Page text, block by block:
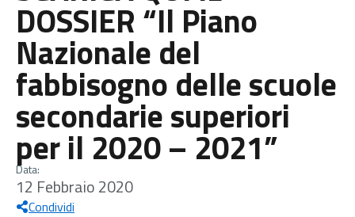
DOSSIER “Il Piano
Nazionale del
fabbisogno delle scuole
secondarie superiori
per il 2020 – 2021”
Data:
12 Febbraio 2020
Condividi